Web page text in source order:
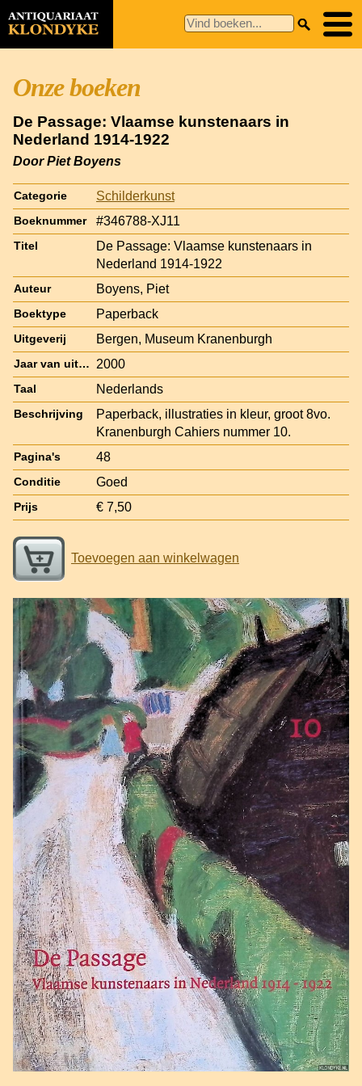
Onze boeken
De Passage: Vlaamse kunstenaars in
Nederland 1914-1922
Door Piet Boyens
Categorie Schilderkunst
Boeknummer #346788-XJ11
Titel
De Passage: Vlaamse kunstenaars in
Nederland 1914-1922
Auteur Boyens, Piet
Boektype Paperback
Uitgeverij Bergen, Museum Kranenburgh
Jaar van uitgave 2000
Taal Nederlands
Beschrijving
Paperback, illustraties in kleur, groot 8vo.
Kranenburgh Cahiers nummer 10.
Pagina's 48
Conditie Goed
Prijs € 7,50
Toevoegen aan winkelwagen